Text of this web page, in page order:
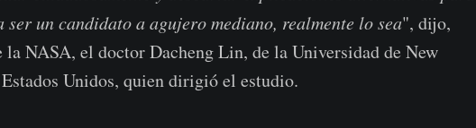
ser un candidato a agujero mediano, realmente lo sea", dijo,
la NASA, el doctor Dacheng Lin, de la Universidad de New
Unidos, quien dirigió el estudio.